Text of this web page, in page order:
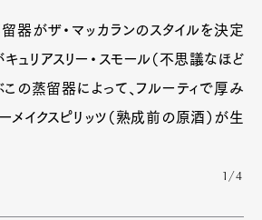
器がザ・マッカランのスタイルを決定
ュリアスリー・スモール（不思議なほど
この蒸留器によって、フルーティで厚み
メイクスピリッツ（熟成前の原酒）が生
1/4